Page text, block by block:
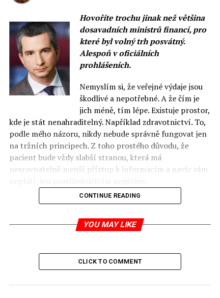
Hovoříte trochu jinak než většina
dosavadních ministrů financí, pro
které byl volný trh posvátný.
Alespoň v oficiálních
prohlášeních.
Nemyslím si, že veřejné výdaje jsou
škodlivé a nepotřebné. A že čím je
jich méně, tím lépe. Existuje prostor,
kde je stát nenahraditelný. Například zdravotnictví. To,
podle mého názoru, nikdy nebude správně fungovat jen
na tržních principech. Z toho prostého důvodu, že
pacient bude vždy slabší stranou, která má
nesrovnatelně menší přístup k informacím a navíc sám
A to se nezmění když jej nazveme klientem a řekne mu,
konjunktury, že je někdy jednodušší opřít se o veřejné
výdaje. Ať už polský stát utrácí méně nebo více, závisí to
hlavně na tom, co se děje v ekonomice. K tomu je
CONTINUE READING
YOU MAY LIKE
CLICK TO COMMENT